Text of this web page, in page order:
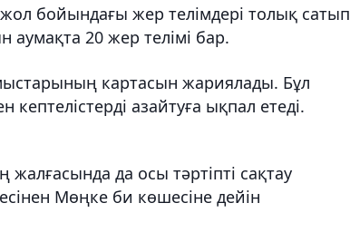
бойындағы жер телімдері толық сатып
аумақта 20 жер телімі бар.
картасын жариялады. Бұл
азайтуға ықпал етеді.
да осы тәртіпті сақтау
Мөңке би көшесіне дейін